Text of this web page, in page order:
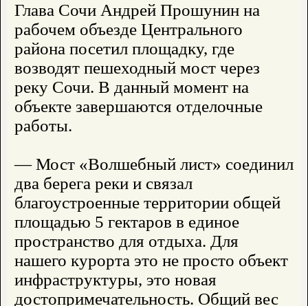
Глава Сочи Андрей Прошунин на
рабочем объезде Центрального
района посетил площадку, где
возводят пешеходный мост через
реку Сочи. В данный момент на
объекте завершаются отделочные
работы.
— Мост «Волшебный лист» соединил
два берега реки и связал
благоустроенные территории общей
площадью 5 гектаров в единое
пространство для отдыха. Для
нашего курорта это не просто объект
инфраструктуры, это новая
достопримечательность. Общий вес